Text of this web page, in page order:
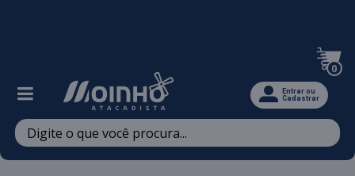
0
Entrar ou
Cadastrar